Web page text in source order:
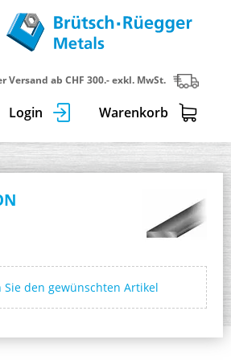
Versand ab CHF 300.- exkl. MwSt.
Login Warenkorb
Sie den gewünschten Artikel